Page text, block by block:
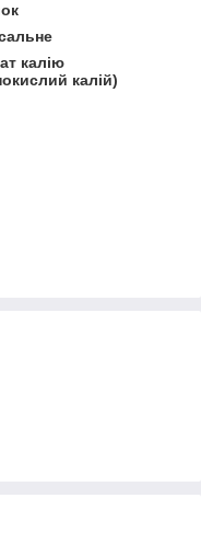
калію
калій)